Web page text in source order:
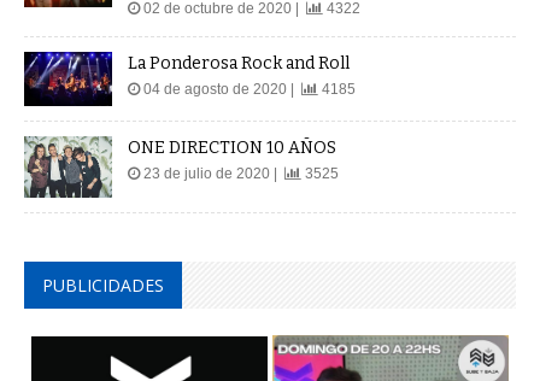
02 de octubre de 2020 | 4322
La Ponderosa Rock and Roll
04 de agosto de 2020 | 4185
ONE DIRECTION 10 AÑOS
23 de julio de 2020 | 3525
PUBLICIDADES